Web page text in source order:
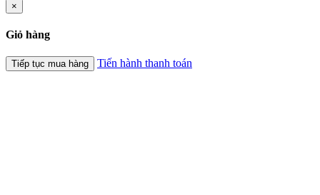
×
Giỏ hàng
Tiếp tục mua hàng Tiến hành thanh toán